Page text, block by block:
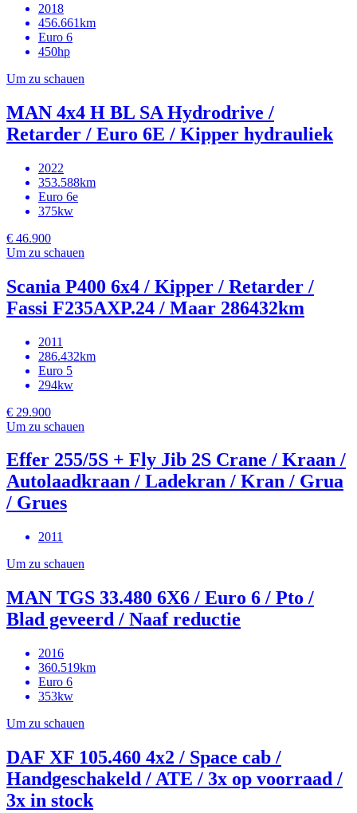
2018
456.661km
Euro 6
450hp
Um zu schauen
MAN 4x4 H BL SA Hydrodrive /
Retarder / Euro 6E / Kipper hydrauliek
2022
353.588km
Euro 6e
375kw
€ 46.900
Um zu schauen
Scania P400 6x4 / Kipper / Retarder /
Fassi F235AXP.24 / Maar 286432km
2011
286.432km
Euro 5
294kw
€ 29.900
Um zu schauen
Effer 255/5S + Fly Jib 2S Crane / Kraan /
Autolaadkraan / Ladekran / Kran / Grua
/ Grues
2011
Um zu schauen
MAN TGS 33.480 6X6 / Euro 6 / Pto /
Blad geveerd / Naaf reductie
2016
360.519km
Euro 6
353kw
Um zu schauen
DAF XF 105.460 4x2 / Space cab /
Handgeschakeld / ATE / 3x op voorraad /
3x in stock